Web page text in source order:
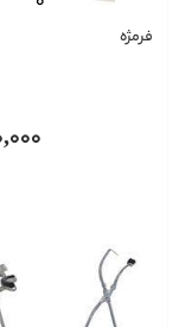
فرمژه